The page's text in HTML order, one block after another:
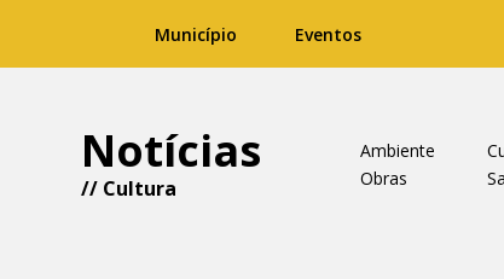
Município Eventos
Notícias
// Cultura
Ambiente
Obras